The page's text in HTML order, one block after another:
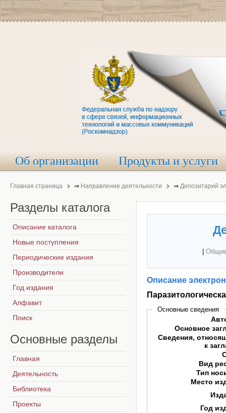
Об организации Продукты и услуги
Главная страница ⇒ Направление деятельности ⇒ Депозитарий
Описание
Основные сведения
Основное
Сведения,
к
Вид
Тип
Место
Год
Разделы каталога
Описание каталога
Новые поступления
Периодические издания
Производители
Год издания
Алфавит
Поиск
Основные разделы
Главная
Деятельность
Библиотека
Проекты